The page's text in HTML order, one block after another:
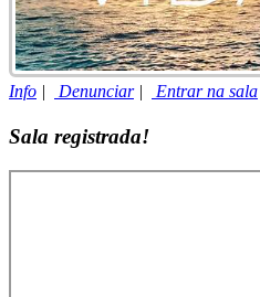
Info | Denunciar| Entrar na sala
Sala registrada!